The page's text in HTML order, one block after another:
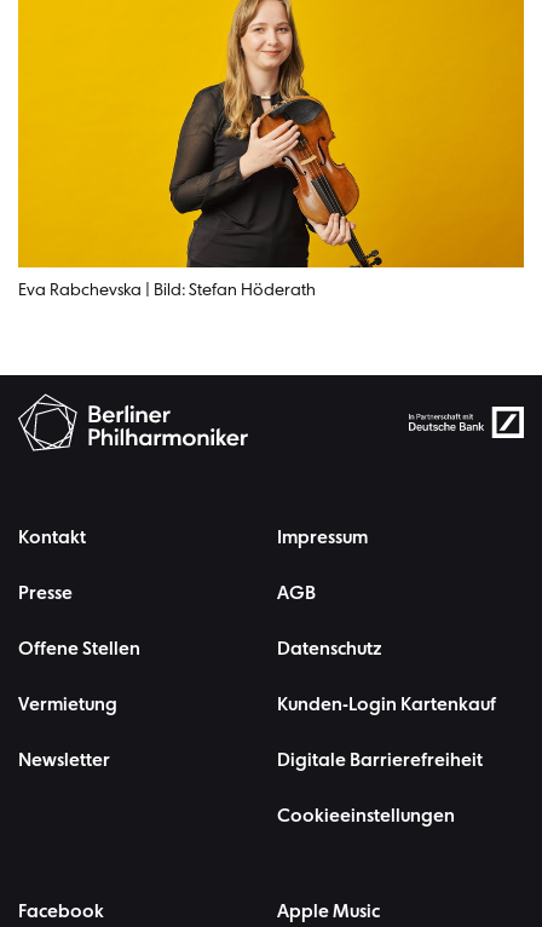
Eva Rabchevska | Bild: Stefan Höderath
Kontakt
Presse
Offene Stellen
Vermietung
Newsletter
Impressum
AGB
Datenschutz
Kunden-Login Kartenkauf
Digitale Barrierefreiheit
Cookieeinstellungen
Facebook Apple Music